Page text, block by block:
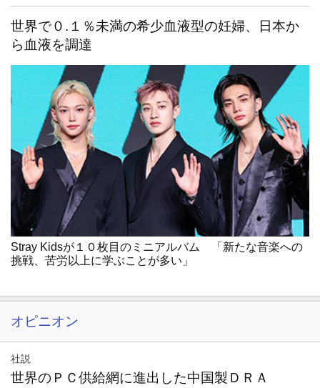
世界で０.１％未満の希少血液型の妊婦、日本か
ら血液を調達
Stray Kidsが１０枚目のミニアルバム 「新たな音楽への
挑戦、苦労以上に学ぶことが多い」
オピニオン
社説
世界のＰＣ供給網に進出した中国製ＤＲＡ